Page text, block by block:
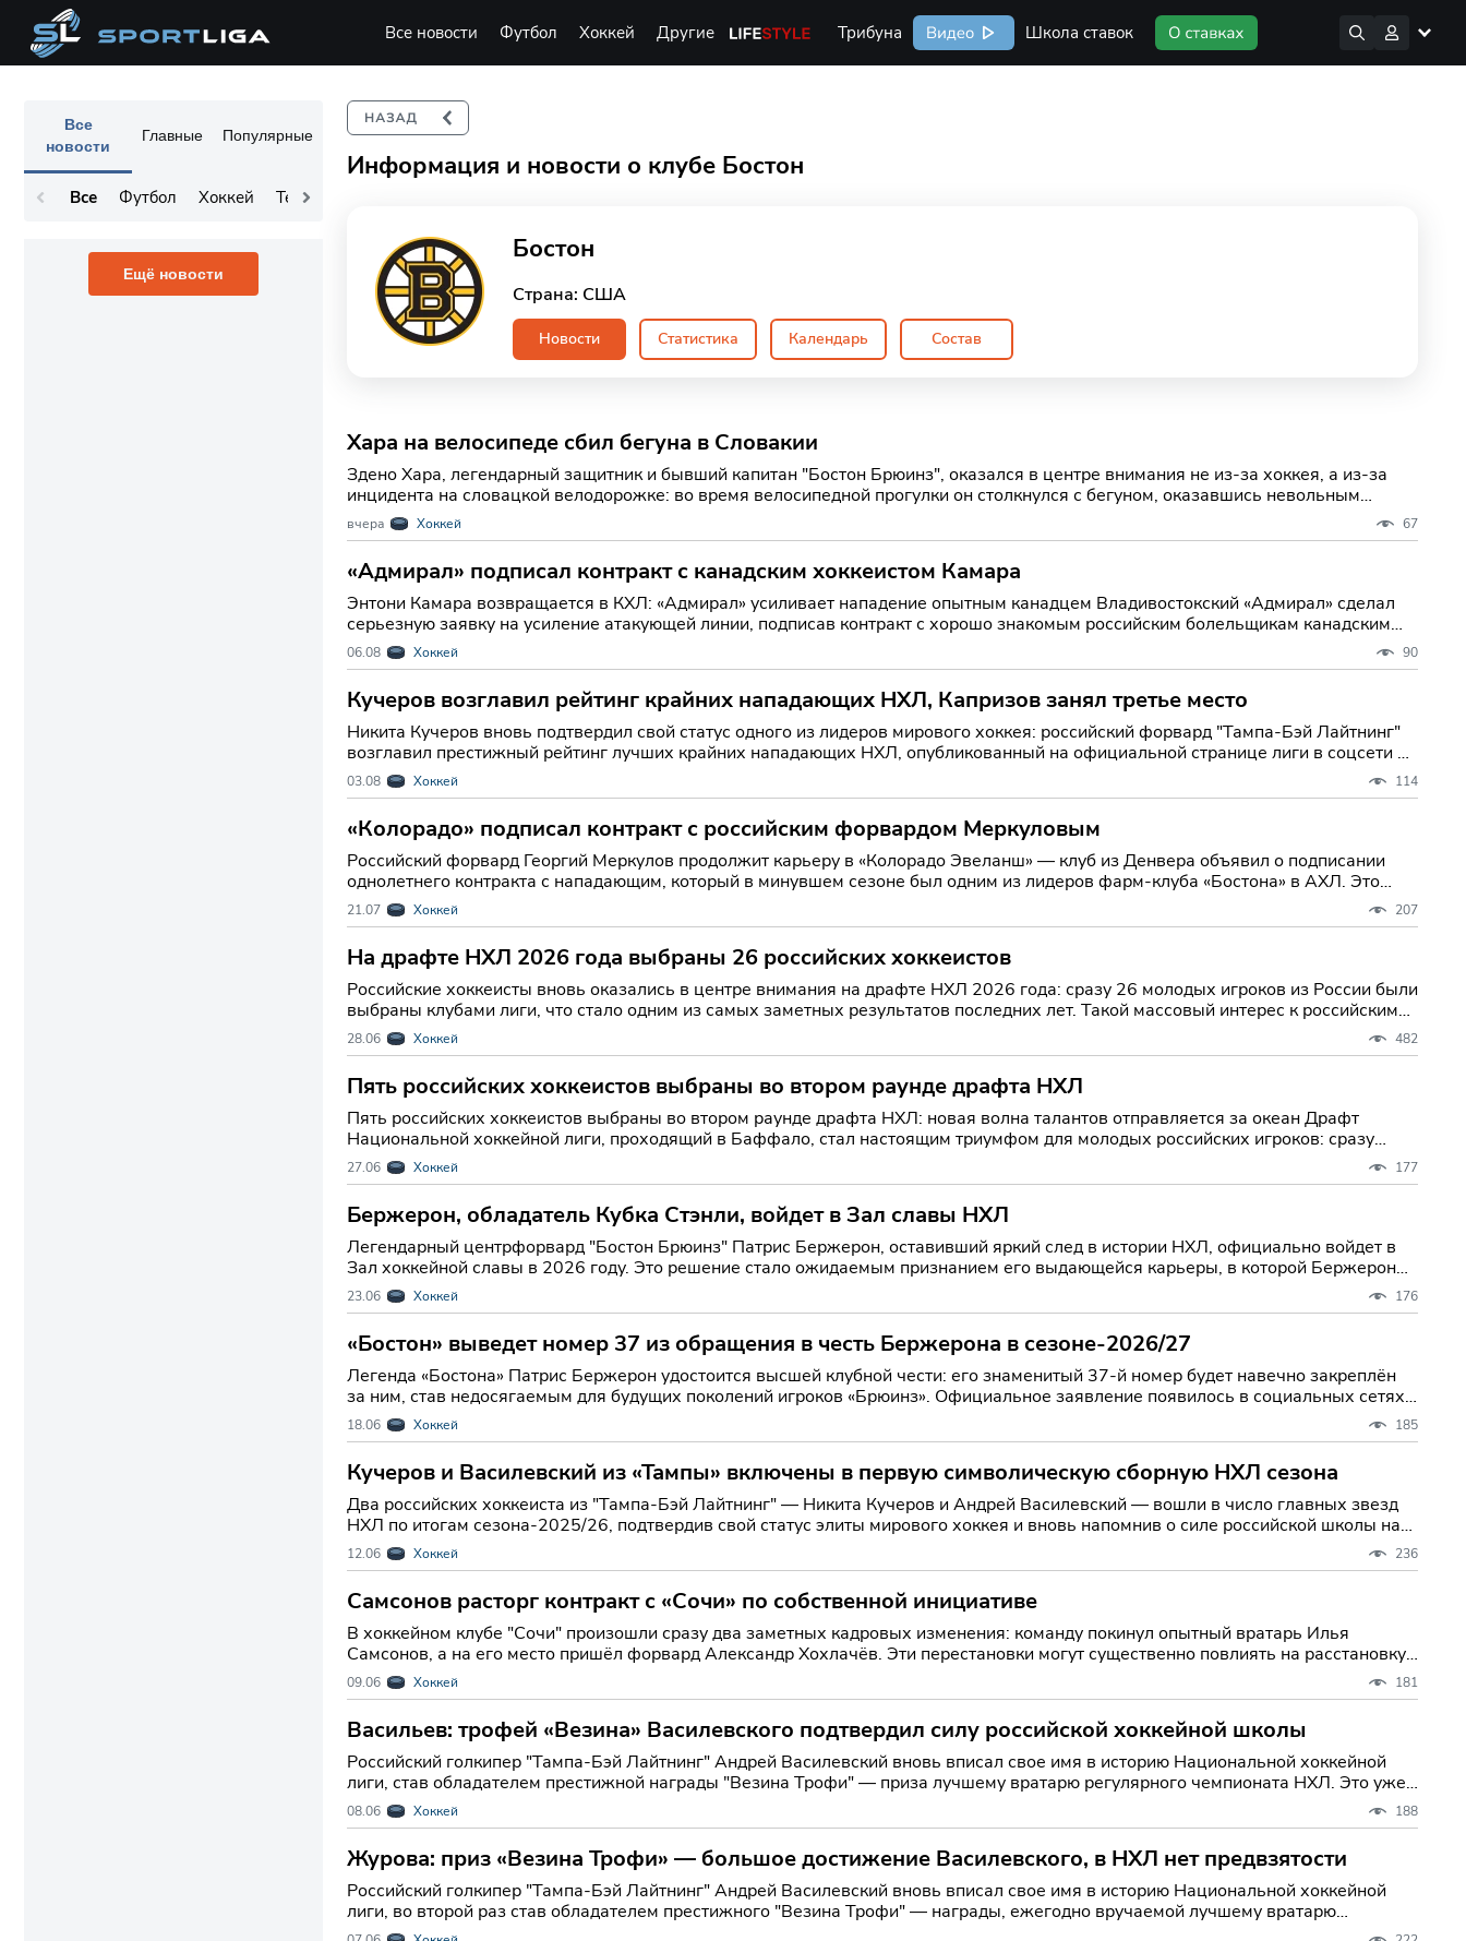
Все новости Футбол Хоккей Другие Life Style Трибуна Видео Школа ставок
Все
новости
Главные Популярные
Все Футбол Хоккей Теннис
Ещё новости
Информация и новости о клубе Бостон
Бостон
Страна: США
Новости Статистика Календарь Состав
Хара на велосипеде сбил бегуна в Словакии
Здено Хара, легендарный защитник и бывший капитан "Бостон Брюинз", оказался в центре внимания не из-за хоккея, а из-за
инцидента на словацкой велодорожке: во время велосипедной прогулки он столкнулся с бегуном, оказавшись невольным
участником происше
вчера Хоккей 67
«Адмирал» подписал контракт с канадским хоккеистом Камара
Энтони Камара возвращается в КХЛ: «Адмирал» усиливает нападение опытным канадцем Владивостокский «Адмирал» сделал
серьезную заявку на усиление атакующей линии, подписав контракт с хорошо знакомым российским болельщикам канадским
форвардом Энтони К
06.08 Хоккей 90
Кучеров возглавил рейтинг крайних нападающих НХЛ, Капризов занял третье место
Никита Кучеров вновь подтвердил свой статус одного из лидеров мирового хоккея: российский форвард "Тампа-Бэй Лайтнинг"
возглавил престижный рейтинг лучших крайних нападающих НХЛ, опубликованный на официальной странице лиги в соцсети X.
Такой результа
03.08 Хоккей 114
«Колорадо» подписал контракт с российским форвардом Меркуловым
Российский форвард Георгий Меркулов продолжит карьеру в «Колорадо Эвеланш» — клуб из Денвера объявил о подписании
однолетнего контракта с нападающим, который в минувшем сезоне был одним из лидеров фарм-клуба «Бостона» в АХЛ. Это
решение может стать в
21.07 Хоккей 207
На драфте НХЛ 2026 года выбраны 26 российских хоккеистов
Российские хоккеисты вновь оказались в центре внимания на драфте НХЛ 2026 года: сразу 26 молодых игроков из России были
выбраны клубами лиги, что стало одним из самых заметных результатов последних лет. Такой массовый интерес к российским
талантам по
28.06 Хоккей 482
Пять российских хоккеистов выбраны во втором раунде драфта НХЛ
Пять российских хоккеистов выбраны во втором раунде драфта НХЛ: новая волна талантов отправляется за океан Драфт
Национальной хоккейной лиги, проходящий в Баффало, стал настоящим триумфом для молодых российских игроков: сразу
пятеро соотечественни
27.06 Хоккей 177
Бержерон, обладатель Кубка Стэнли, войдет в Зал славы НХЛ
Легендарный центрфорвард "Бостон Брюинз" Патрис Бержерон, оставивший яркий след в истории НХЛ, официально войдет в
Зал хоккейной славы в 2026 году. Это решение стало ожидаемым признанием его выдающейся карьеры, в которой Бержерон
не только завоевал К
23.06 Хоккей 176
«Бостон» выведет номер 37 из обращения в честь Бержерона в сезоне-2026/27
Легенда «Бостона» Патрис Бержерон удостоится высшей клубной чести: его знаменитый 37-й номер будет навечно закреплён
за ним, став недосягаемым для будущих поколений игроков «Брюинз». Официальное заявление появилось в социальных сетях
клуба: «Мы с г
18.06 Хоккей 185
Кучеров и Василевский из «Тампы» включены в первую символическую сборную НХЛ сезона
Два российских хоккеиста из "Тампа-Бэй Лайтнинг" — Никита Кучеров и Андрей Василевский — вошли в число главных звезд
НХЛ по итогам сезона-2025/26, подтвердив свой статус элиты мирового хоккея и вновь напомнив о силе российской школы на
самом престижн
12.06 Хоккей 236
Самсонов расторг контракт с «Сочи» по собственной инициативе
В хоккейном клубе "Сочи" произошли сразу два заметных кадровых изменения: команду покинул опытный вратарь Илья
Самсонов, а на его место пришёл форвард Александр Хохлачёв. Эти перестановки могут существенно повлиять на расстановку
сил в составе южан в
09.06 Хоккей 181
Васильев: трофей «Везина» Василевского подтвердил силу российской хоккейной школы
Российский голкипер "Тампа-Бэй Лайтнинг" Андрей Василевский вновь вписал свое имя в историю Национальной хоккейной
лиги, став обладателем престижной награды "Везина Трофи" — приза лучшему вратарю регулярного чемпионата НХЛ. Это уже
второй подобный тр
08.06 Хоккей 188
Журова: приз «Везина Трофи» — большое достижение Василевского, в НХЛ нет предвзятости
Российский голкипер "Тампа-Бэй Лайтнинг" Андрей Василевский вновь вписал свое имя в историю Национальной хоккейной
лиги, во второй раз став обладателем престижного "Везина Трофи" — награды, ежегодно вручаемой лучшему вратарю
регулярного чемпионата НХ